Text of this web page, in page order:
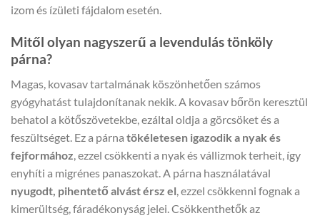
izom és ízületi fájdalom esetén.
Mitől olyan nagyszerű a levendulás tönköly
párna?
Magas, kovasav tartalmának köszönhetően számos
gyógyhatást tulajdonítanak nekik. A kovasav bőrön keresztül
behatol a kötőszövetekbe, ezáltal oldja a görcsöket és a
feszültséget. Ez a párna tökéletesen igazodik a nyak és
fejformához , ezzel csökkenti a nyak és vállizmok terheit, így
enyhíti a migrénes panaszokat. A párna használatával
nyugodt, pihentető alvást érsz el , ezzel csökkenni fognak a
kimerültség, fáradékonyság jelei. Csökkenthetők az